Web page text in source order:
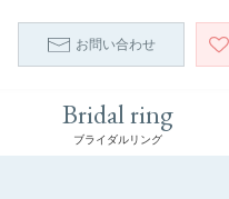
お問い合わせ
Bridal ring
ブライダルリング